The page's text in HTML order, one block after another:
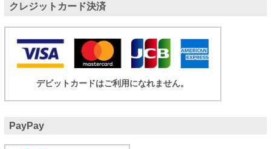
クレジットカード決済
デビットカードはご利用になれません。
PayPay